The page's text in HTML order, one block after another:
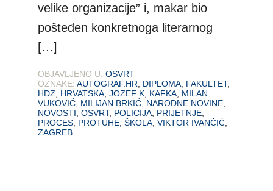
velike organizacije” i, makar bio
pošteđen konkretnoga literarnog
[…]
OBJAVLJENO U: OSVRT
OZNAKE: AUTOGRAF.HR DIPLOMA FAKULTET,
HDZ
HRVATSKA ,JOZEF K KAFKA MILAN
VUKOVIĆ MILIJAN BRKIĆ NARODNE NOVINE
NOVOSTI ,OSVRT, POLICIJA PRIJETNJE
PROCES PROTUHE ,ŠKOLA ,VIKTOR IVANČIĆ
ZAGREB